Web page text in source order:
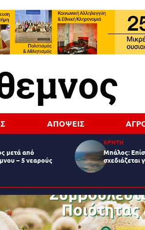
ΑΠΟΨΕΙΣ
μετά από
– 5 νεαρούς
ΚΡΗΤΗ
Μπάλος:
σχεδιάζεται